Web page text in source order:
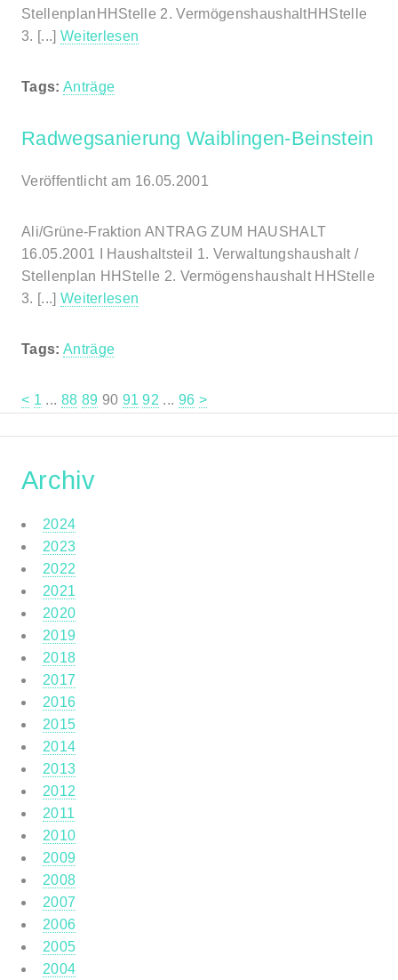
StellenplanHHStelle 2. VermögenshaushaltHHStelle
3. [...] Weiterlesen
Tags: Anträge
Radwegsanierung Waiblingen-Beinstein
Veröffentlicht am 16.05.2001
Ali/Grüne-Fraktion ANTRAG ZUM HAUSHALT
16.05.2001 I Haushaltsteil 1. Verwaltungshaushalt /
Stellenplan HHStelle 2. Vermögenshaushalt HHStelle
3. [...] Weiterlesen
Tags: Anträge
< 1 ... 88 89 90 91 92 ... 96 >
Archiv
2024
2023
2022
2021
2020
2019
2018
2017
2016
2015
2014
2013
2012
2011
2010
2009
2008
2007
2006
2005
2004